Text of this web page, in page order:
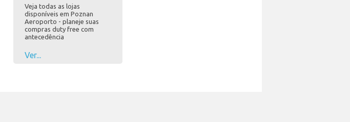
Veja todas as lojas
disponíveis em Poznan
Aeroporto - planeje suas
compras duty free com
antecedência
Ver...